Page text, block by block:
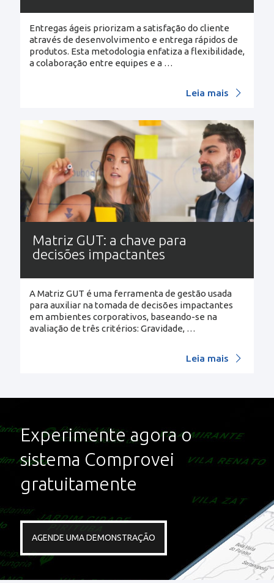
Entregas ágeis priorizam a satisfação do cliente
através de desenvolvimento e entrega rápidos de
produtos. Esta metodologia enfatiza a flexibilidade,
a colaboração entre equipes e a …
Leia mais
Matriz GUT: a chave para
decisões impactantes
A Matriz GUT é uma ferramenta de gestão usada
para auxiliar na tomada de decisões impactantes
em ambientes corporativos, baseando-se na
avaliação de três critérios: Gravidade, …
Leia mais
Experimente agora o
sistema Comprovei
gratuitamente
AGENDE UMA DEMONSTRAÇÃO